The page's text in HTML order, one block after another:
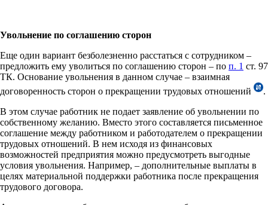
Увольнение по соглашению сторон
Еще один вариант безболезненно расстаться с сотрудником –
предложить ему уволиться по соглашению сторон – по п. 1 ст. 97
ТК. Основание увольнения в данном случае – взаимная
договоренность сторон о прекращении трудовых отношений
.
В этом случае работник не подает заявление об увольнении по
собственному желанию. Вместо этого составляется письменное
соглашение между работником и работодателем о прекращении
трудовых отношений. В нем исходя из финансовых
возможностей предприятия можно предусмотреть выгодные
условия увольнения. Например, – дополнительные выплаты в
целях материальной поддержки работника после прекращения
трудового договора.